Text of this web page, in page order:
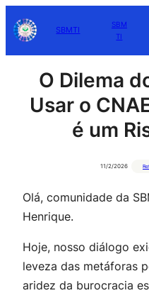
SBMTI
SBM
TI
O Dilema
Usar o
é um
11/2/2026
Olá, comunidade da
Henrique.
Hoje, nosso diálogo
leveza das metáforas
aridez da burocracia